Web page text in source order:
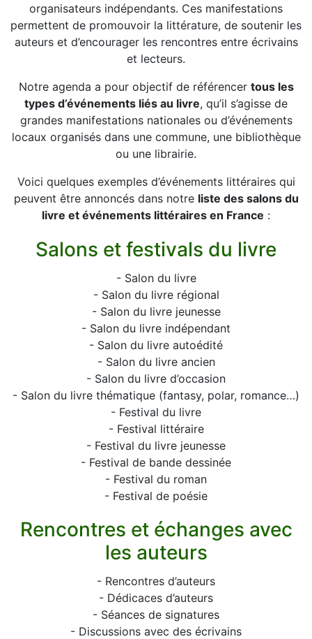
organisateurs indépendants. Ces manifestations
permettent de promouvoir la littérature, de soutenir les
auteurs et d’encourager les rencontres entre écrivains
et lecteurs.
Notre agenda a pour objectif de référencer tous les
types d’événements liés au livre, qu’il s’agisse de
grandes manifestations nationales ou d’événements
locaux organisés dans une commune, une bibliothèque
ou une librairie.
Voici quelques exemples d’événements littéraires qui
peuvent être annoncés dans notre liste des salons du
livre et événements littéraires en France :
Salons et festivals du livre
- Salon du livre
- Salon du livre régional
- Salon du livre jeunesse
- Salon du livre indépendant
- Salon du livre autoédité
- Salon du livre ancien
- Salon du livre d’occasion
- Salon du livre thématique (fantasy, polar, romance…)
- Festival du livre
- Festival littéraire
- Festival du livre jeunesse
- Festival de bande dessinée
- Festival du roman
- Festival de poésie
Rencontres et échanges avec
les auteurs
- Rencontres d’auteurs
- Dédicaces d’auteurs
- Séances de signatures
- Discussions avec des écrivains